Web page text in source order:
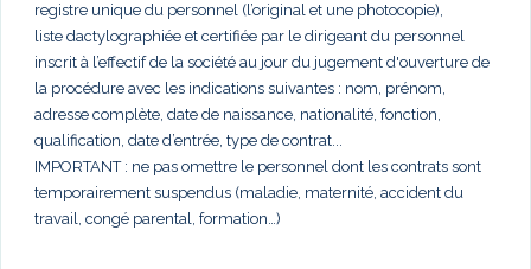
registre unique du personnel (l’original et une photocopie),
liste dactylographiée et certifiée par le dirigeant du personnel
inscrit à l’effectif de la société au jour du jugement d'ouverture de
la procédure avec les indications suivantes : nom, prénom,
adresse complète, date de naissance, nationalité, fonction,
qualification, date d’entrée, type de contrat...
IMPORTANT : ne pas omettre le personnel dont les contrats sont
temporairement suspendus (maladie, maternité, accident du
travail, congé parental, formation…)